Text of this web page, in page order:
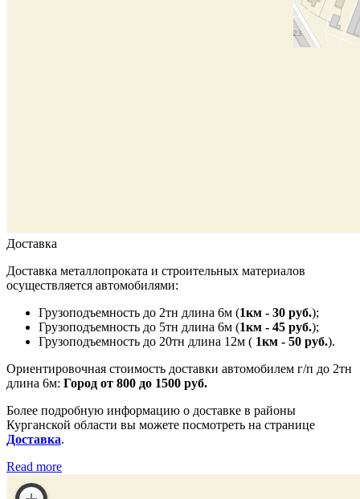
Доставка
Доставка металлопроката и строительных материалов
осуществляется автомобилями:
Грузоподъемность до 2тн длина 6м (1км - 30 руб.);
Грузоподъемность до 5тн длина 6м (1км - 45 руб.);
Грузоподъемность до 20тн длина 12м ( 1км - 50 руб.).
Ориентировочная стоимость доставки автомобилем г/п до 2тн
длина 6м: Город от 800 до 1500 руб.
Более подробную информацию о доставке в районы
Курганской области вы можете посмотреть на странице
Доставка.
Read more